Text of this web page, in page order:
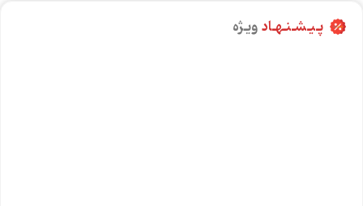
پـیـشـنـهـادویـژه